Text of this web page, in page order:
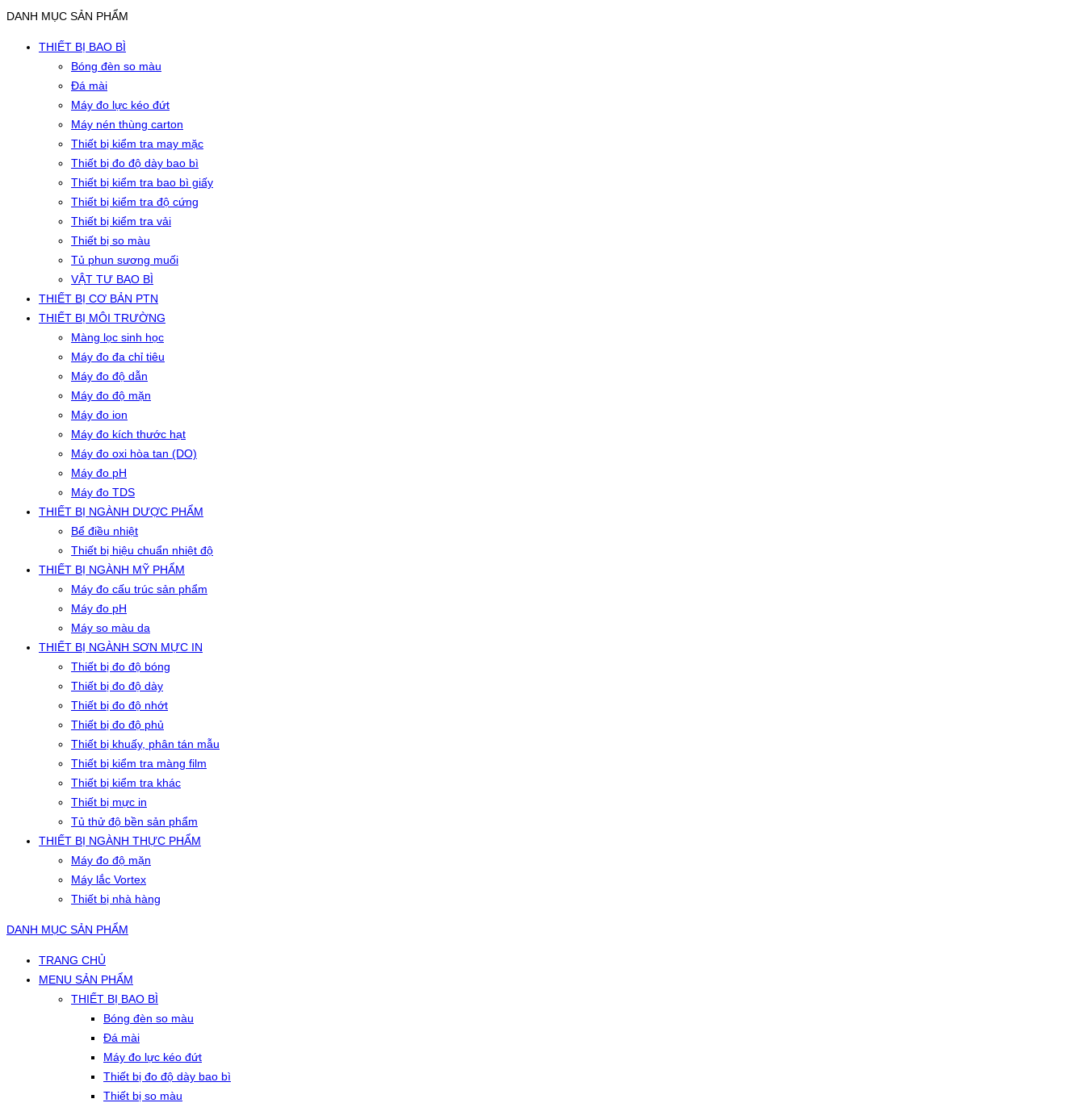
DANH MỤC SẢN PHẨM
THIẾT BỊ BAO BÌ
Bóng đèn so màu
Đá mài
Máy đo lực kéo đứt
Máy nén thùng carton
Thiết bị kiểm tra may mặc
Thiết bị đo độ dày bao bì
Thiết bị kiểm tra bao bì giấy
Thiết bị kiểm tra độ cứng
Thiết bị kiểm tra vải
Thiết bị so màu
Tủ phun sương muối
VẬT TƯ BAO BÌ
THIẾT BỊ CƠ BẢN PTN
THIẾT BỊ MÔI TRƯỜNG
Màng lọc sinh học
Máy đo đa chỉ tiêu
Máy đo độ dẫn
Máy đo độ mặn
Máy đo ion
Máy đo kích thước hạt
Máy đo oxi hòa tan (DO)
Máy đo pH
Máy đo TDS
THIẾT BỊ NGÀNH DƯỢC PHẨM
Bể điều nhiệt
Thiết bị hiệu chuẩn nhiệt độ
THIẾT BỊ NGÀNH MỸ PHẨM
Máy đo cấu trúc sản phẩm
Máy đo pH
Máy so màu da
THIẾT BỊ NGÀNH SƠN MỰC IN
Thiết bị đo độ bóng
Thiết bị đo độ dày
Thiết bị đo độ nhớt
Thiết bị đo độ phủ
Thiết bị khuấy, phân tán mẫu
Thiết bị kiểm tra màng film
Thiết bị kiểm tra khác
Thiết bị mực in
Tủ thử độ bền sản phẩm
THIẾT BỊ NGÀNH THỰC PHẨM
Máy đo độ mặn
Máy lắc Vortex
Thiết bị nhà hàng
DANH MỤC SẢN PHẨM
TRANG CHỦ
MENU SẢN PHẨM
THIẾT BỊ BAO BÌ
Bóng đèn so màu
Đá mài
Máy đo lực kéo đứt
Thiết bị đo độ dày bao bì
Thiết bị so màu